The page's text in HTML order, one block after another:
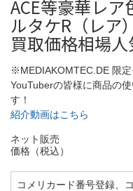
ACE等豪華レ
ルタケR（レア
買取価格相場
※MEDIAKOMTEC.DE 限
YouTuberの皆様に商品の
す！
紹介動画はこちら
ネット販売
価格（税込）
コメリカード番号登録、